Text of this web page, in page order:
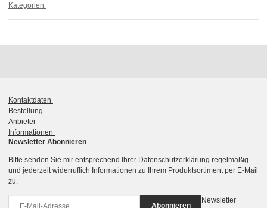
Kategorien
Kontaktdaten
Bestellung
Anbieter
Informationen
Newsletter Abonnieren
Bitte senden Sie mir entsprechend Ihrer Datenschutzerklärung regelmäßig
und jederzeit widerruflich Informationen zu Ihrem Produktsortiment per E-Mail
zu.
Abonnieren
Newsletter